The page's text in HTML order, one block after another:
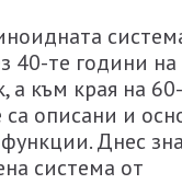
40-те години на
а към края на
са описани и
Днес
система от